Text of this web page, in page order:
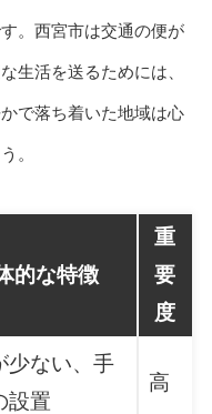
。西宮市は交通の便が
生活を送るためには、
で落ち着いた地域は心
。
的な特徴
重
要
度
少ない、手
設置
高